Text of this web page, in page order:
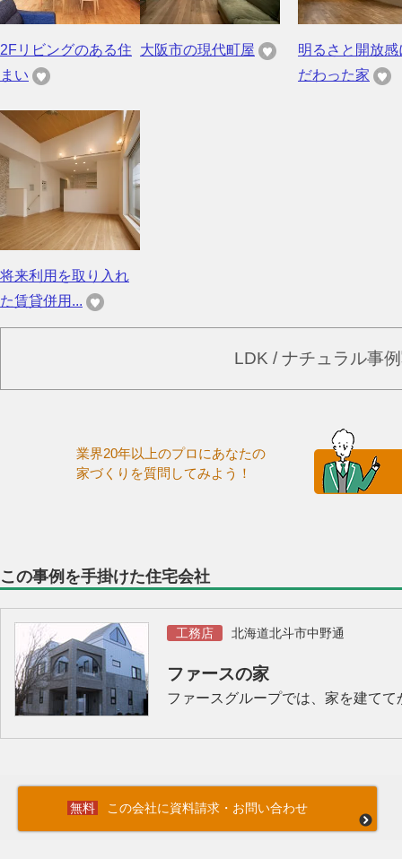
2Fリビングのある住
まい
大阪市の現代町屋
明るさと開放感
だわった家
将来利用を取り入れ
た賃貸併用...
LDK / ナチュラル事
業界20年以上のプロにあなたの
家づくりを質問してみよう！
この事例を手掛けた住宅会社
工務店 北海道北斗市中野通
ファースの家
ファースグループでは、家を建て
この会社に資料請求・お問い合わせ